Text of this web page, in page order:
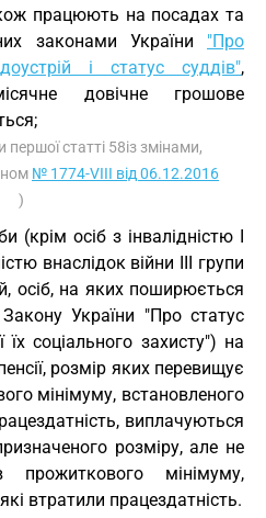
працюють на посадах та
законами України "Про
і статус суддів",
довічне грошове
статті 58із змінами,
№ 1774-VIII від 06.12.2016
)
(крім осіб з інвалідністю I
внаслідок війни III групи
осіб, на яких поширюється
Закону України "Про статус
їх соціального захисту") на
розмір яких перевищує
мінімуму, встановленого
виплачуються
розміру, але не
мінімуму,
втратили працездатність.